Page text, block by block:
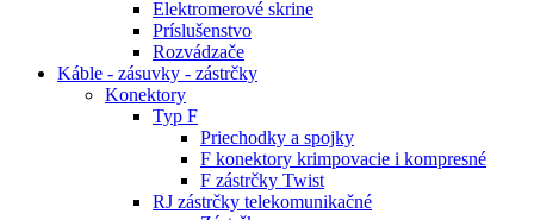
Elektromerové skrine
Príslušenstvo
Rozvádzače
Káble - zásuvky - zástrčky
Konektory
Typ F
Priechodky a spojky
F konektory krimpovacie i kompresné
F zástrčky Twist
RJ zástrčky telekomunikačné